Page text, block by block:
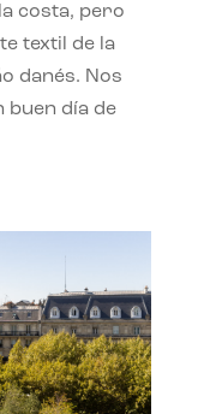
costa, pero
textil de la
danés. Nos
buen día de